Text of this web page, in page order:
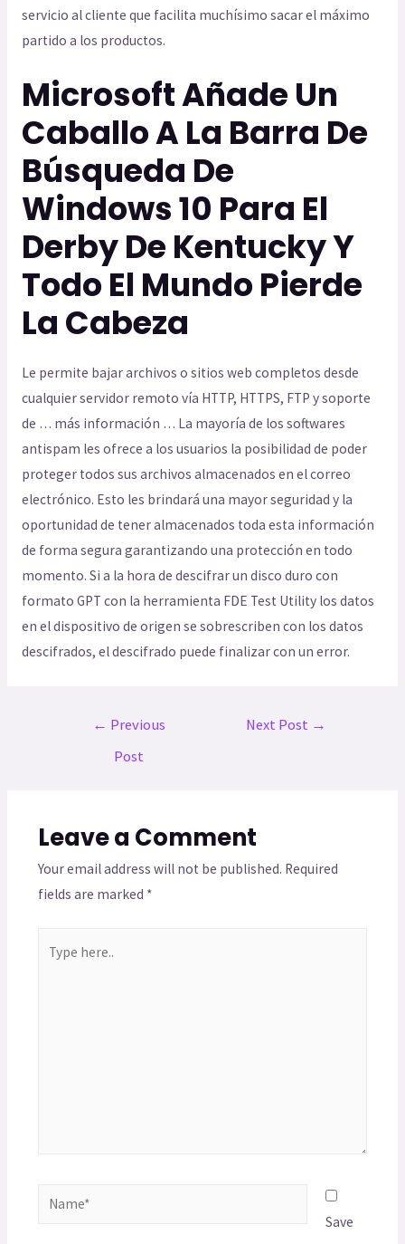
servicio al cliente que facilita muchísimo sacar el máximo
partido a los productos.
Microsoft Añade Un
Caballo A La Barra De
Búsqueda De
Windows 10 Para El
Derby De Kentucky Y
Todo El Mundo Pierde
La Cabeza
Le permite bajar archivos o sitios web completos desde
cualquier servidor remoto vía HTTP, HTTPS, FTP y soporte
de … más información … La mayoría de los softwares
antispam les ofrece a los usuarios la posibilidad de poder
proteger todos sus archivos almacenados en el correo
electrónico. Esto les brindará una mayor seguridad y la
oportunidad de tener almacenados toda esta información
de forma segura garantizando una protección en todo
momento. Si a la hora de descifrar un disco duro con
formato GPT con la herramienta FDE Test Utility los datos
en el dispositivo de origen se sobrescriben con los datos
descifrados, el descifrado puede finalizar con un error.
← Previous
Post
Next Post →
Leave a Comment
Your email address will not be published. Required
fields are marked *
Save